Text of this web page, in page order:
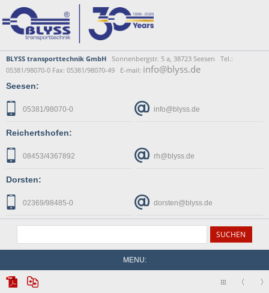
BLYSS transporttechnik GmbH Sonnenbergstr. 5 a, 38723 Seesen Tel.:
05381/98070-0 Fax: 05381/98070-49 E-mail: info@blyss.de
Seesen:
05381/98070-0 info@blyss.de
Reichertshofen:
08453/4367892 rh@blyss.de
Dorsten:
02369/98485-0 dorsten@blyss.de
MENU: